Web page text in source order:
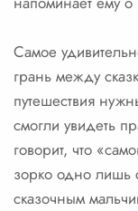
Самое
грань между
путешествия
смогли увидеть
говорит, что
зорко одно лишь
сказочным